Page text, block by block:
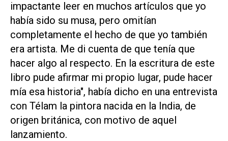
impactante leer en muchos artículos que yo
había sido su musa, pero omitían
completamente el hecho de que yo también
era artista. Me di cuenta de que tenía que
hacer algo al respecto. En la escritura de este
libro pude afirmar mi propio lugar, pude hacer
mía esa historia", había dicho en una entrevista
con Télam la pintora nacida en la India, de
origen británica, con motivo de aquel
lanzamiento.